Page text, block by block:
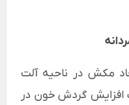
مکش در ناحیه آلت
افزایش گردش خون در